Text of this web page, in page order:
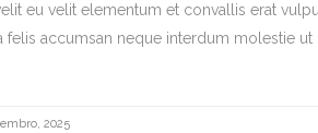
eu velit elementum et convallis erat
felis accumsan neque interdum molestie
2025